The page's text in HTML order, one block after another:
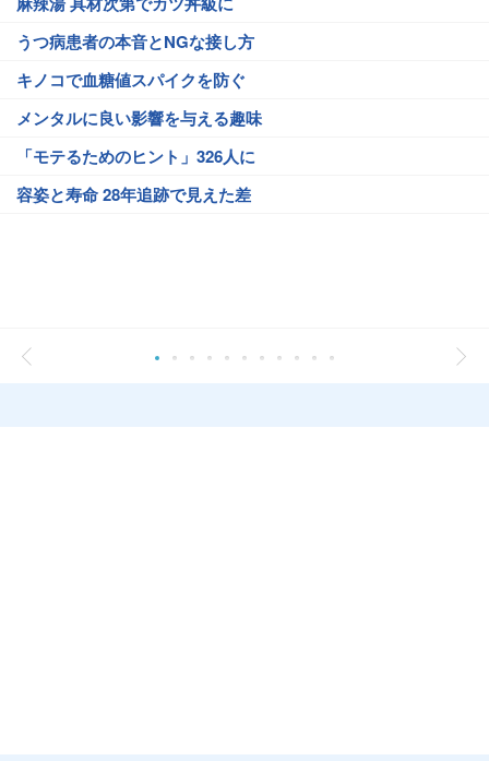
うつ病患者の本音とNGな接し方
キノコで血糖値スパイクを防ぐ
メンタルに良い影響を与える趣味
「モテるためのヒント」326人に
容姿と寿命 28年追跡で見えた差